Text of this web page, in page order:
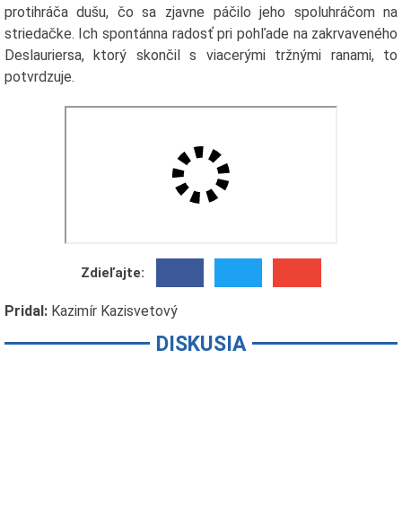
protihráča dušu, čo sa zjavne páčilo jeho spoluhráčom na
striedačke. Ich spontánna radosť pri pohľade na zakrvaveného
Deslauriersa, ktorý skončil s viacerými tržnými ranami, to
potvrdzuje.
Zdieľajte:
Pridal: Kazimír Kazisvetový
DISKUSIA